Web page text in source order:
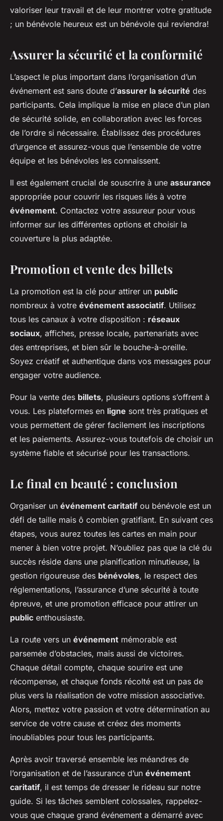
valoriser leur travail et de leur montrer votre gratitude
; un bénévole heureux est un bénévole qui reviendra!
Assurer la sécurité et la conformité
L’aspect le plus important dans l’organisation d’un
événement est sans doute d’assurer la sécurité des
participants. Cela implique la mise en place d’un plan
de sécurité solide, en collaboration avec les forces
de l’ordre si nécessaire. Établissez des procédures
d’urgence et assurez-vous que l’ensemble de votre
équipe et les bénévoles les connaissent.
Il est également crucial de souscrire à une assurance
appropriée pour couvrir les risques liés à votre
événement. Contactez votre assureur pour vous
informer sur les différentes options et choisir la
couverture la plus adaptée.
Promotion et vente des billets
La promotion est la clé pour attirer un public
nombreux à votre événement associatif. Utilisez
tous les canaux à votre disposition : réseaux
sociaux, affiches, presse locale, partenariats avec
des entreprises, et bien sûr le bouche-à-oreille.
Soyez créatif et authentique dans vos messages pour
engager votre audience.
Pour la vente des billets, plusieurs options s’offrent à
vous. Les plateformes en ligne sont très pratiques et
vous permettent de gérer facilement les inscriptions
et les paiements. Assurez-vous toutefois de choisir un
système fiable et sécurisé pour les transactions.
Le final en beauté : conclusion
Organiser un événement caritatif ou bénévole est un
défi de taille mais ô combien gratifiant. En suivant ces
étapes, vous aurez toutes les cartes en main pour
mener à bien votre projet. N’oubliez pas que la clé du
succès réside dans une planification minutieuse, la
gestion rigoureuse des bénévoles, le respect des
réglementations, l’assurance d’une sécurité à toute
épreuve, et une promotion efficace pour attirer un
public enthousiaste.
La route vers un événement mémorable est
parsemée d’obstacles, mais aussi de victoires.
Chaque détail compte, chaque sourire est une
récompense, et chaque fonds récolté est un pas de
plus vers la réalisation de votre mission associative.
Alors, mettez votre passion et votre détermination au
service de votre cause et créez des moments
inoubliables pour tous les participants.
Après avoir traversé ensemble les méandres de
l’organisation et de l’assurance d’un événement
caritatif, il est temps de dresser le rideau sur notre
guide. Si les tâches semblent colossales, rappelez-
vous que chaque grand événement a démarré avec